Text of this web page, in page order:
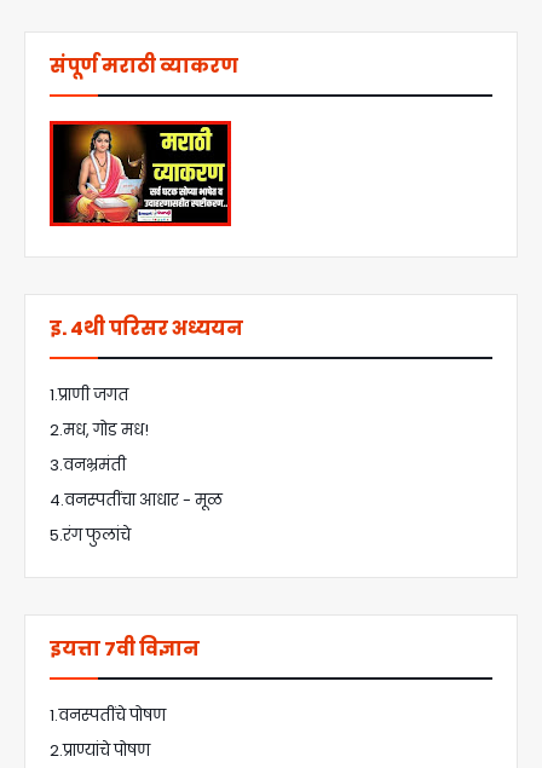
संपूर्ण मराठी व्याकरण
इ. 4थी परिसर अध्ययन
1.प्राणी जगत
2.मध, गोड मध!
3.वनभ्रमंती
4.वनस्पतींचा आधार - मूळ
5.रंग फुलांचे
इयत्ता 7वी विज्ञान
1.वनस्पतींचे पोषण
2.प्राण्यांचे पोषण